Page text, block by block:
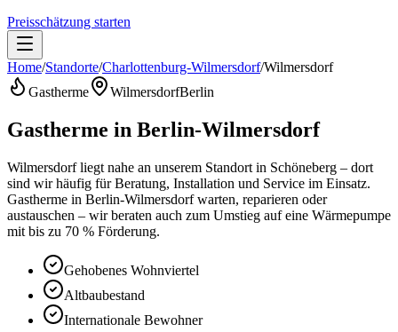
Preisschätzung starten
Home/Standorte/Charlottenburg-Wilmersdorf/Wilmersdorf
Gastherme
WilmersdorfBerlin
Gastherme in Berlin-Wilmersdorf
Wilmersdorf liegt nahe an unserem Standort in Schöneberg – dort
sind wir häufig für Beratung, Installation und Service im Einsatz.
Gastherme in Berlin-Wilmersdorf warten, reparieren oder
austauschen – wir beraten auch zum Umstieg auf eine Wärmepumpe
mit bis zu 70 % Förderung.
Gehobenes Wohnviertel
Altbaubestand
Internationale Bewohner